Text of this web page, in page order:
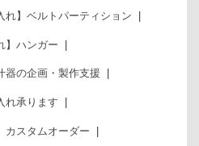
れ】ベルトパーティション
】ハンガー
器の企画・製作支援
れ承ります
カスタムオーダー